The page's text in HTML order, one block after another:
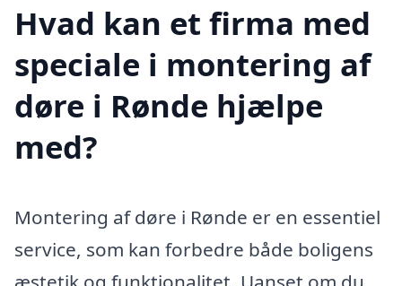
Hvad kan et firma med
speciale i montering af
døre i Rønde hjælpe
med?
Montering af døre i Rønde er en essentiel
service, som kan forbedre både boligens